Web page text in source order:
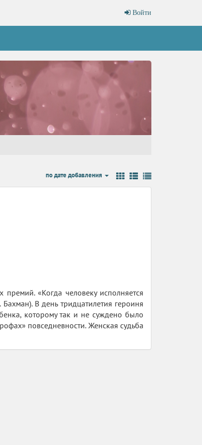
Войти
по дате добавления
«Когда человеку исполняется
В день тридцатилетия героиня
которому так и не суждено было
повседневности. Женская судьба